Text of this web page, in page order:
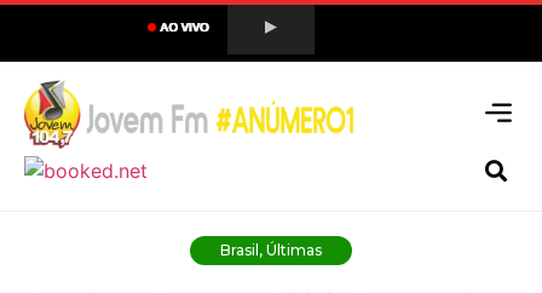
Brasil , Últimas